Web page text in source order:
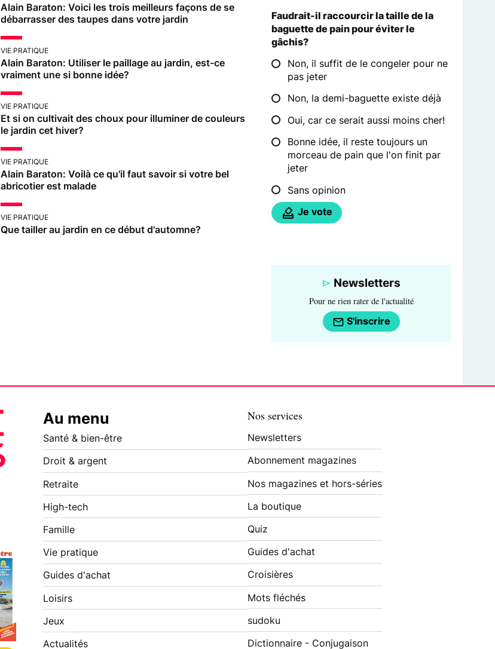
Alain Baraton: Voici les trois meilleurs façons de se
débarrasser des taupes dans votre jardin
VIE PRATIQUE
Alain Baraton: Utiliser le paillage au jardin, est-ce
vraiment une si bonne idée?
VIE PRATIQUE
Et si on cultivait des choux pour illuminer de couleurs
le jardin cet hiver?
VIE PRATIQUE
Alain Baraton: Voilà ce qu'il faut savoir si votre bel
abricotier est malade
VIE PRATIQUE
Que tailler au jardin en ce début d'automne?
Faudrait-il raccourcir la taille de la
baguette de pain pour éviter le
gâchis?
Non, il suffit de le congeler pour ne
pas jeter
Non, la demi-baguette existe déjà
Oui, car ce serait aussi moins cher!
Bonne idée, il reste toujours un
morceau de pain que l'on finit par
jeter
Sans opinion
Je vote
Newsletters
Pour ne rien rater de l'actualité
S'inscrire
Au menu
Santé & bien-être
Droit & argent
Retraite
High-tech
Famille
Vie pratique
Guides d'achat
Loisirs
Jeux
Actualités
Nos services
Newsletters
Abonnement magazines
Nos magazines et hors-séries
La boutique
Quiz
Guides d'achat
Croisières
Mots fléchés
sudoku
Dictionnaire - Conjugaison